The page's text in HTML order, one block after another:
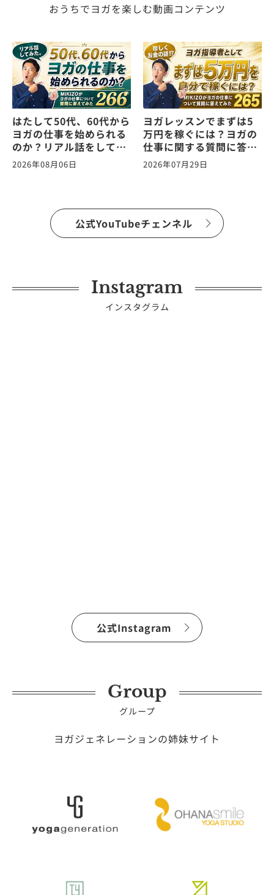
おうちでヨガを楽しむ動画コンテンツ
はたして50代、60代から
ヨガの仕事を始められる
のか？リアル話をしてみ
た。ヨガの仕事に関する
質問に答えます！
2026年08月06日
ヨガレッスンでまずは5
万円を稼ぐには？ヨガの
仕事に関する質問に答え
ます！vol.265
2026年07月29日
公式YouTubeチェンネル
Instagram
インスタグラム
公式Instagram
Group
グループ
ヨガジェネレーションの姉妹サイト